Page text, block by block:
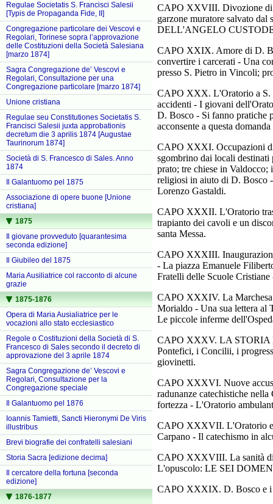
Regulae Societatis S. Francisci Salesii
[Typis de Propaganda Fide, II]
Congregazione particolare dei Vescovi e
Regolari, Torinese sopra l’approvazione
delle Costituzioni della Società Salesiana
[marzo 1874]
Sagra Congregazione de’ Vescovi e
Regolari, Consultazione per una
Congregazione particolare [marzo 1874]
Unione cristiana
Regulae seu Constitutiones Societatis S.
Francisci Salesii juxta approbationis
decretum die 3 aprilis 1874 [Augustae
Taurinorum 1874]
Società di S. Francesco di Sales. Anno
1874
Il Galantuomo pel 1875
Associazione di opere buone [Unione
cristiana]
1875
Il giovane provveduto [quarantesima
seconda edizione]
Il Giubileo del 1875
Maria Ausiliatrice col racconto di alcune
grazie
1875-1876
Opera di Maria Ausialiatrice per le
vocazioni allo stato ecclesiastico
Regole o Costituzioni della Società di S.
Francesco di Sales secondo il decreto di
approvazione del 3 aprile 1874
Sagra Congregazione de’ Vescovi e
Regolari, Consultazione per la
Congregazione speciale
Il Galantuomo pel 1876
Ioannis Tamietti, Sancti Hieronymi De Viris
illustribus
Brevi biografie dei confratelli salesiani
Storia Sacra [edizione decima]
Il cercatore della fortuna [seconda
edizione]
1876-1877
CAPO XXVIII. Divozione di
garzone muratore salvato
DELL'ANGELO
CAPO XXIX. Amore di D.
convertire i carcerati - Una
presso S. Pietro in Vincoli;
CAPO XXX. L'Oratorio a S.
accidenti - I giovani
D. Bosco - Si fanno pratiche
acconsente a questa
CAPO XXXI. Occupazioni
sgombrino dai locali
prato; tre chiese in
religiosi in aiuto di D. Bosco
Lorenzo Gastaldi.
CAPO XXXII. L'Oratorio
trapianto dei cavoli e un
santa Messa.
CAPO XXXIII.
- La piazza Emanuele
Fratelli delle Scuole
CAPO XXXIV. La Marchesa
Morialdo - Una sua lettera al
Le piccole inferme
CAPO XXXV. LA STORIA
Pontefici, i Concilii, i
giovinetti.
CAPO XXXVI. Nuove
radunanze catechistiche
fortezza - L'Oratorio
CAPO XXXVII. L'Oratorio e
Carpano - Il catechismo in
CAPO XXXVIII. La sanità di
L'opuscolo: LE SEI
CAPO XXXIX. D. Bosco e i